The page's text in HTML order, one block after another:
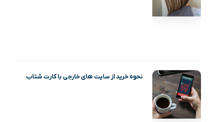
نحوه خرید از سایت های خارجی با کارت شتاب